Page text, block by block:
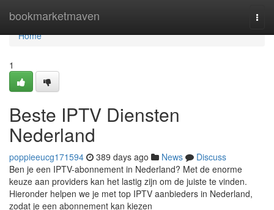
bookmarketmaven
Home
Home
1
Beste IPTV Diensten
Nederland
poppieeucg171594 389 days ago News
Discuss
Ben je een IPTV-abonnement in Nederland? Met de enorme
keuze aan providers kan het lastig zijn om de juiste te vinden.
Hieronder helpen we je met top IPTV aanbieders in Nederland,
zodat je een abonnement kan kiezen